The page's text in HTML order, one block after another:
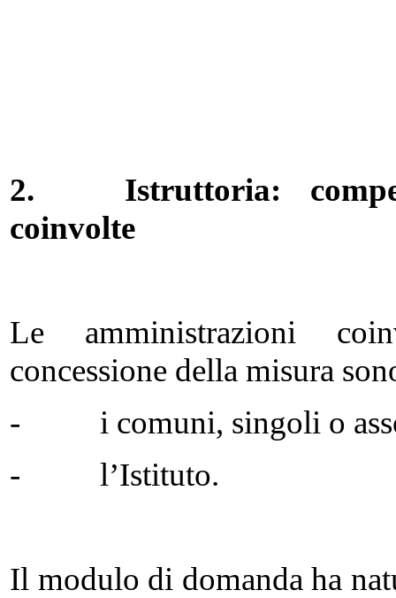
2. Istruttoria:
coinvolte
Le amministrazioni
concessione della misura
- i comuni, singoli o
- l’Istituto.
Il modulo di domanda ha